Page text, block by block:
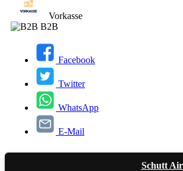
Vorkasse
B2B
Facebook
Twitter
WhatsApp
E-Mail
Schutt